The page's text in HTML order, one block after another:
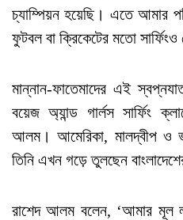
চ্যাম্পিয়ন হয়েছি। এতে আমার
ফুটবল বা ক্রিকেটের মতো
মান্নান-ফাতেমাদের এই
বয়েজ অ্যান্ড গার্লস সার্ফিং
আলম। আমেরিকা, মালদ্বীপ ও
তিনি এখন গড়ে তুলছেন
রাশেদ আলম বলেন, ‘আমার মূল